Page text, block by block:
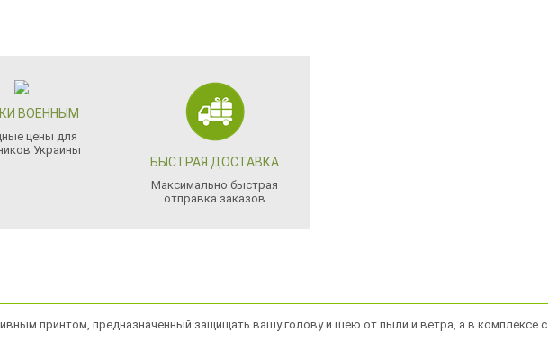
ВОЕННЫМ
цены для
Украины
БЫСТРАЯ ДОСТАВКА
Максимально быстрая
отправка заказов
принтом, предназначенный защищать вашу голову и шею от пыли и ветра, а в комплексе с